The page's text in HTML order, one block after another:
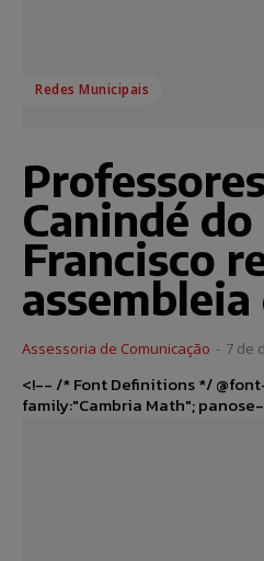
Redes Municipais
Canindé do
Francisco
assembleia
Assessoria de Comunicação - 7 de
<!-- /* Font Definitions */ @font-face {font-
family:"Cambria